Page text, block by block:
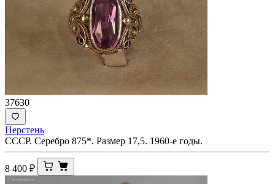
37630
Перстень
СССР. Серебро 875*. Размер 17,5. 1960-е годы.
8 400 ₽